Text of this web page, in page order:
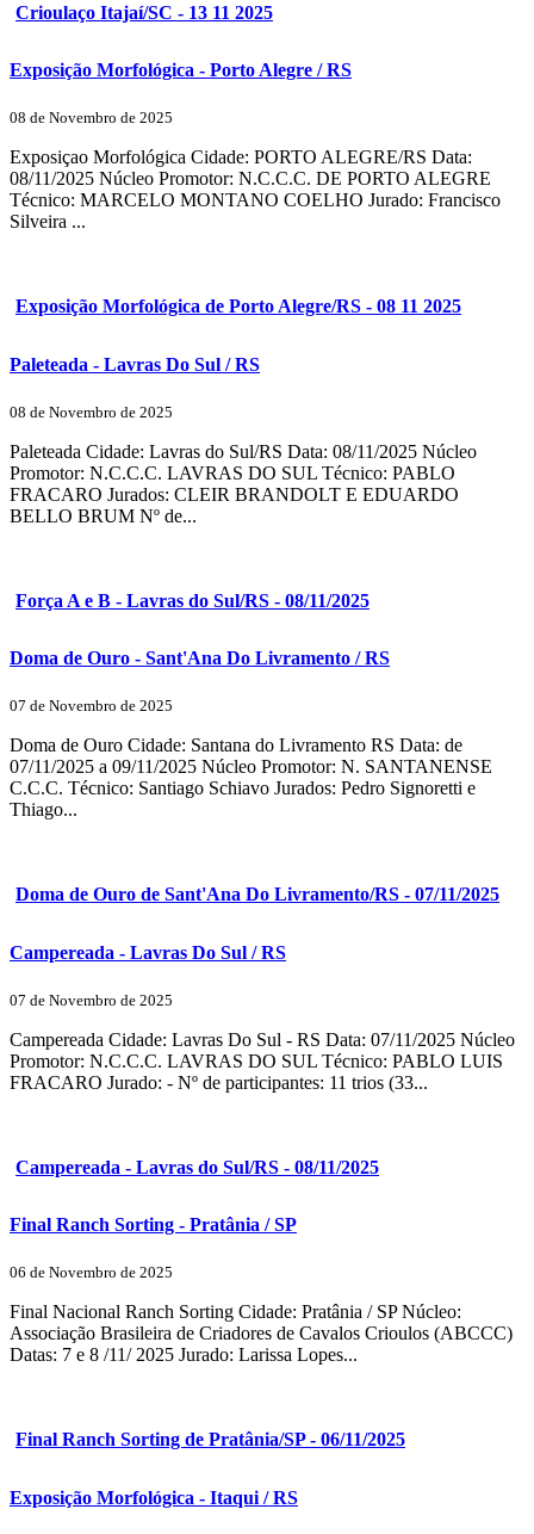
Crioulaço Itajaí/SC - 13 11 2025
Exposição Morfológica - Porto Alegre / RS
08 de Novembro de 2025
Exposiçao Morfológica Cidade: PORTO ALEGRE/RS Data:
08/11/2025 Núcleo Promotor: N.C.C.C. DE PORTO ALEGRE
Técnico: MARCELO MONTANO COELHO Jurado: Francisco
Silveira ...
Exposição Morfológica de Porto Alegre/RS - 08 11 2025
Paleteada - Lavras Do Sul / RS
08 de Novembro de 2025
Paleteada Cidade: Lavras do Sul/RS Data: 08/11/2025 Núcleo
Promotor: N.C.C.C. LAVRAS DO SUL Técnico: PABLO
FRACARO Jurados: CLEIR BRANDOLT E EDUARDO
BELLO BRUM Nº de...
Força A e B - Lavras do Sul/RS - 08/11/2025
Doma de Ouro - Sant'Ana Do Livramento / RS
07 de Novembro de 2025
Doma de Ouro Cidade: Santana do Livramento RS Data: de
07/11/2025 a 09/11/2025 Núcleo Promotor: N. SANTANENSE
C.C.C. Técnico: Santiago Schiavo Jurados: Pedro Signoretti e
Thiago...
Doma de Ouro de Sant'Ana Do Livramento/RS - 07/11/2025
Campereada - Lavras Do Sul / RS
07 de Novembro de 2025
Campereada Cidade: Lavras Do Sul - RS Data: 07/11/2025 Núcleo
Promotor: N.C.C.C. LAVRAS DO SUL Técnico: PABLO LUIS
FRACARO Jurado: - Nº de participantes: 11 trios (33...
Campereada - Lavras do Sul/RS - 08/11/2025
Final Ranch Sorting - Pratânia / SP
06 de Novembro de 2025
Final Nacional Ranch Sorting Cidade: Pratânia / SP Núcleo:
Associação Brasileira de Criadores de Cavalos Crioulos (ABCCC)
Datas: 7 e 8 /11/ 2025 Jurado: Larissa Lopes...
Final Ranch Sorting de Pratânia/SP - 06/11/2025
Exposição Morfológica - Itaqui / RS